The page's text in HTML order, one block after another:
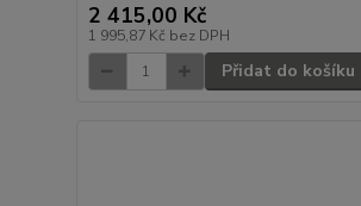
2 415,00 Kč
1 995,87 Kč bez DPH
Přidat do košíku